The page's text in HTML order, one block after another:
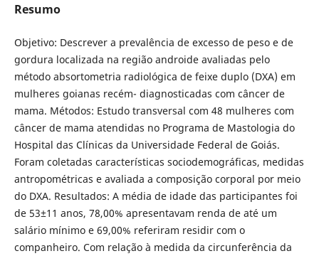
Resumo
Objetivo: Descrever a prevalência de excesso de peso e de
gordura localizada na região androide avaliadas pelo
método absortometria radiológica de feixe duplo (DXA) em
mulheres goianas recém- diagnosticadas com câncer de
mama. Métodos: Estudo transversal com 48 mulheres com
câncer de mama atendidas no Programa de Mastologia do
Hospital das Clínicas da Universidade Federal de Goiás.
Foram coletadas características sociodemográficas, medidas
antropométricas e avaliada a composição corporal por meio
do DXA. Resultados: A média de idade das participantes foi
de 53±11 anos, 78,00% apresentavam renda de até um
salário mínimo e 69,00% referiram residir com o
companheiro. Com relação à medida da circunferência da